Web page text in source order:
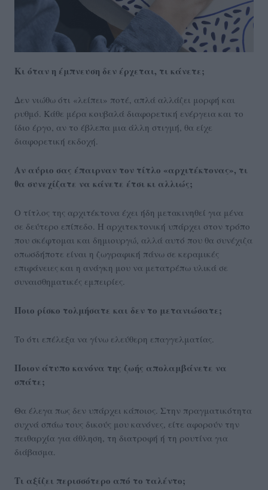
Κι όταν η έμπνευση δεν έρχεται, τι κάνετε;
Δεν νιώθω ότι «λείπει» ποτέ, απλά αλλάζει μορφή και
ρυθμό. Κάθε μέρα κουβαλά διαφορετική ενέργεια και το
ίδιο έργο, αν το έβλεπα μια άλλη στιγμή, θα είχε
διαφορετική εκδοχή.
Αν αύριο σας έπαιρναν τον τίτλο «αρχιτέκτονας», τι
θα συνεχίζατε να κάνετε έτσι κι αλλιώς;
Ο τίτλος της αρχιτέκτονα έχει ήδη μετακινηθεί για μένα
σε δεύτερο επίπεδο. Η αρχιτεκτονική υπάρχει στον τρόπο
που σκέφτομαι και δημιουργώ, αλλά αυτό που θα συνέχιζα
οπωσδήποτε είναι η ζωγραφική πάνω σε κεραμικές
επιφάνειες και η ανάγκη μου να μετατρέπω υλικά σε
συναισθηματικές εμπειρίες.
Ποιο ρίσκο τολμήσατε και δεν το μετανιώσατε;
Το ότι επέλεξα να γίνω ελεύθερη επαγγελματίας.
Ποιον άτυπο κανόνα της ζωής απολαμβάνετε να
σπάτε;
Θα έλεγα πως δεν υπάρχει κάποιος. Στην πραγματικότητα
συχνά σπάω τους δικούς μου κανόνες, είτε αφορούν την
πειθαρχία για άθληση, τη διατροφή ή τη ρουτίνα για
διάβασμα.
Τι αξίζει περισσότερο από το ταλέντο;